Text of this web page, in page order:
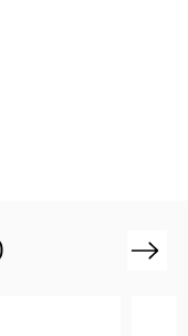
Next